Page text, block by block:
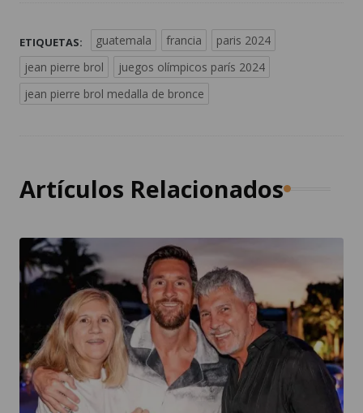
ETIQUETAS: guatemala francia
paris 2024
jean pierre brol
juegos olímpicos parís 2024
jean pierre brol medalla de bronce
Artículos Relacionados